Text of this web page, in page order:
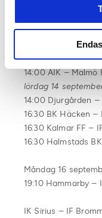
15:00 Västerås SK
Söndag 15
14:00 AIK – Malmö
lördag 14
14:00 Djurgården –
16:30 BK Häcken –
16:30 Kalmar FF –
16:30 Halmstads
Måndag 16
19:10 Hammarby –
IK Sirius – IF